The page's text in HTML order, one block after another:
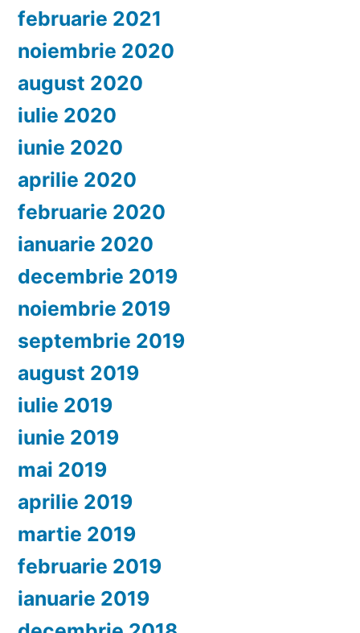
februarie 2021
noiembrie 2020
august 2020
iulie 2020
iunie 2020
aprilie 2020
februarie 2020
ianuarie 2020
decembrie 2019
noiembrie 2019
septembrie 2019
august 2019
iulie 2019
iunie 2019
mai 2019
aprilie 2019
martie 2019
februarie 2019
ianuarie 2019